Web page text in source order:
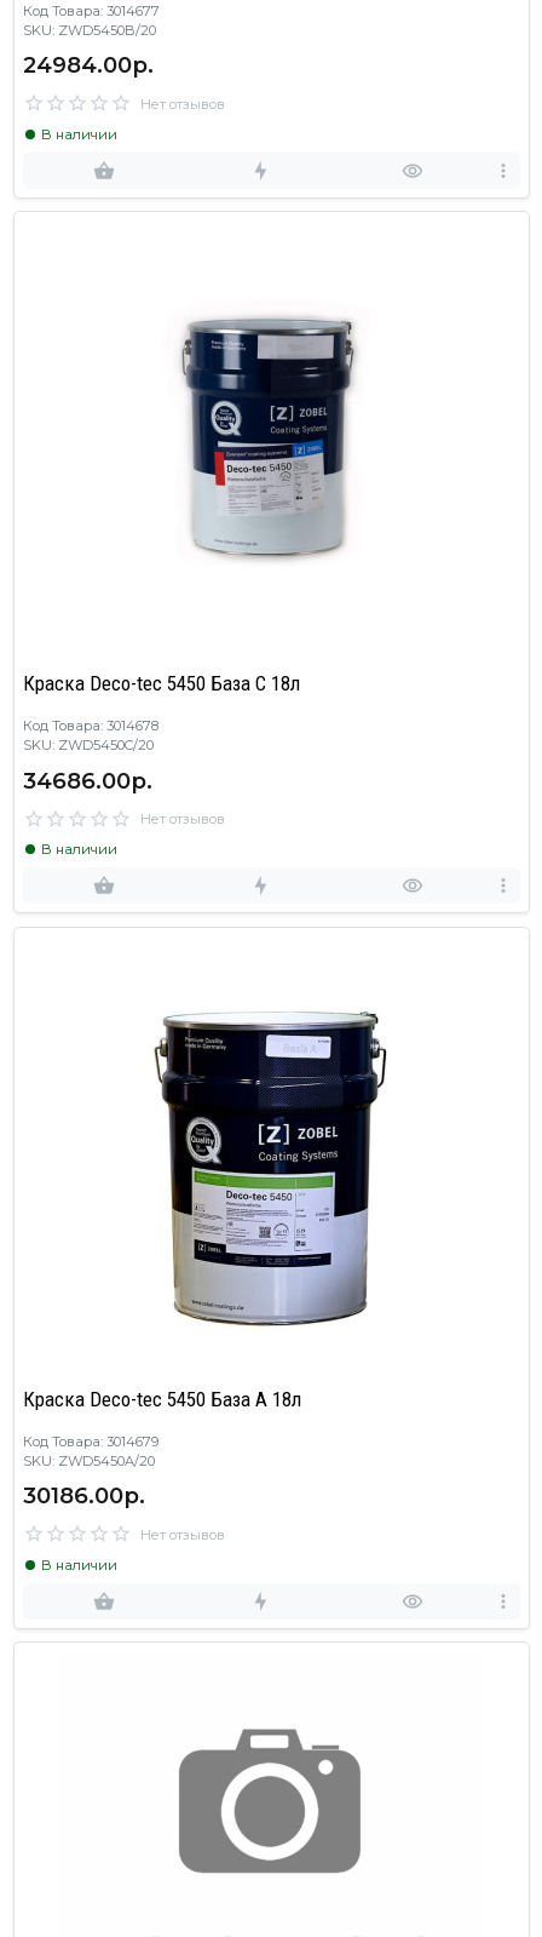
Код Товара: 3014677
SKU: ZWD5450B/20
24984.00р.
Нет отзывов
В наличии
Краска Deco-tec 5450 База C 18л
Код Товара: 3014678
SKU: ZWD5450C/20
34686.00р.
Нет отзывов
В наличии
Краска Deco-tec 5450 База А 18л
Код Товара: 3014679
SKU: ZWD5450A/20
30186.00р.
Нет отзывов
В наличии